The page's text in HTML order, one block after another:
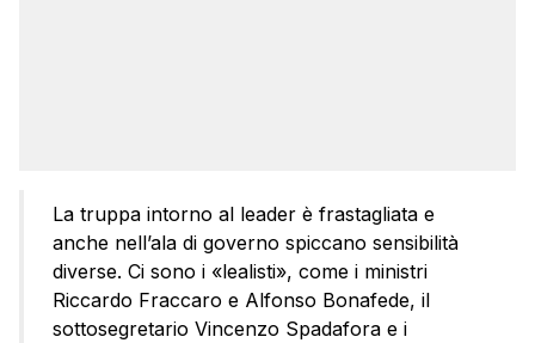
La truppa intorno al leader è frastagliata e
anche nell’ala di governo spiccano sensibilità
diverse. Ci sono i «lealisti», come i ministri
Riccardo Fraccaro e Alfonso Bonafede, il
sottosegretario Vincenzo Spadafora e i